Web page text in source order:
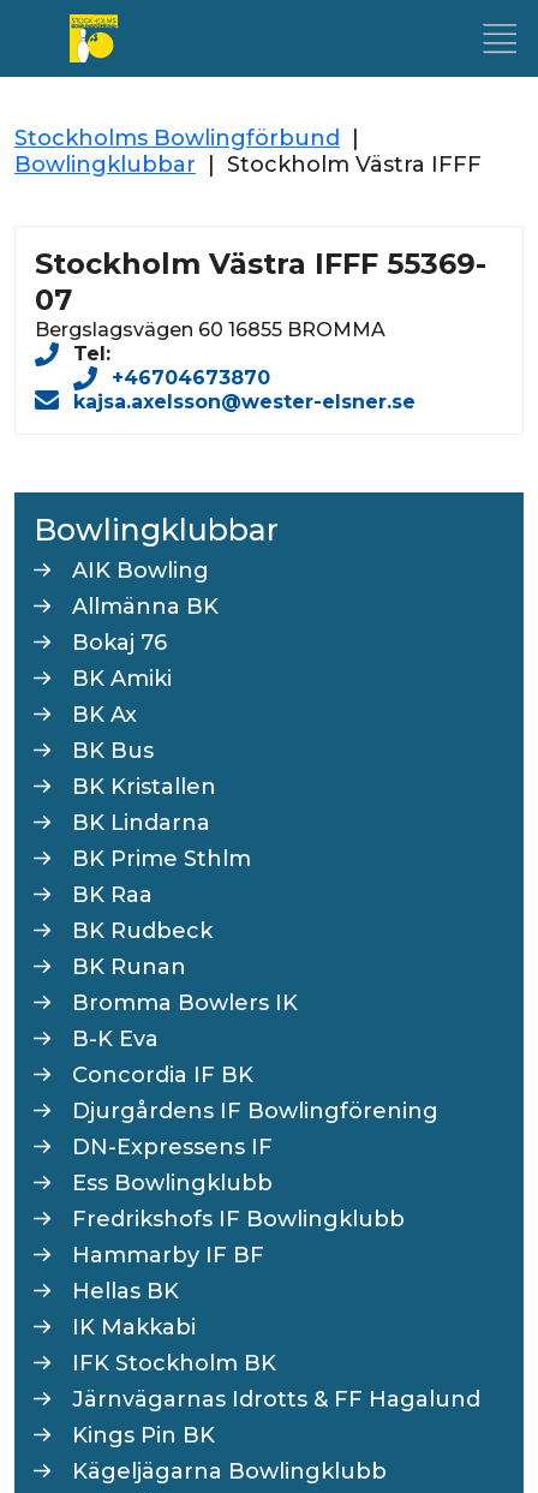
Bowlingklubbar
AIK Bowling
Allmänna BK
Bokaj 76
BK Amiki
BK Ax
BK Bus
BK Kristallen
BK Lindarna
BK Prime Sthlm
BK Raa
BK Rudbeck
BK Runan
Bromma Bowlers IK
B-K Eva
Concordia IF BK
Djurgårdens IF Bowlingförening
DN-Expressens IF
Ess Bowlingklubb
Fredrikshofs IF Bowlingklubb
Hammarby IF BF
Hellas BK
IK Makkabi
IFK Stockholm BK
Järnvägarnas Idrotts & FF Hagalund
Kings Pin BK
Kägeljägarna Bowlingklubb
Stockholms Bowlingförbund
Bowlingklubbar
Stockholm Västra IFFF
Stockholm Västra IFFF 55369-
07
Tel:
+46704673870
Bergslagsvägen 60 16855 BROMMA
kajsa.axelsson@wester-elsner.se